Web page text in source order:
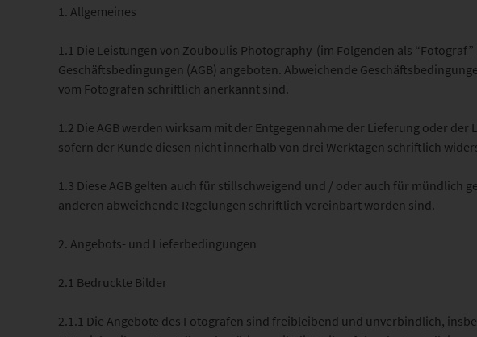
1. Allgemeines
1.1 Die Leistungen von Zouboulis Photography (im Folgenden als
Geschäftsbedingungen (AGB) angeboten. Abweichende
vom Fotografen schriftlich anerkannt sind.
1.2 Die AGB werden wirksam mit der Entgegennahme der Lieferung oder
sofern der Kunde diesen nicht innerhalb von drei Werktagen schriftlich
1.3 Diese AGB gelten auch für stillschweigend und / oder auch für mündlich
anderen abweichende Regelungen schriftlich vereinbart worden sind.
2. Angebots- und Lieferbedingungen
2.1 Bedruckte Bilder
2.1.1 Die Angebote des Fotografen sind freibleibend und unverbindlich,